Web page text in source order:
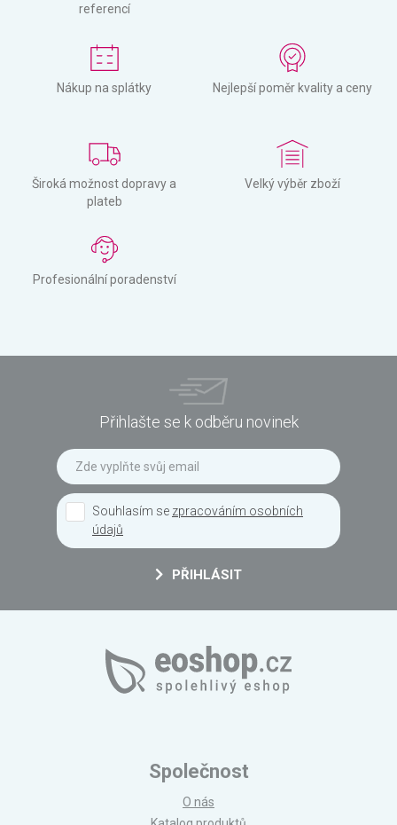
referencí
Nákup na splátky Nejlepší poměr kvality a ceny
Široká možnost dopravy a
plateb
Velký výběr zboží
Profesionální poradenství
Přihlašte se k odběru novinek
Souhlasím se zpracováním osobních
údajů
PŘIHLÁSIT
Společnost
O nás